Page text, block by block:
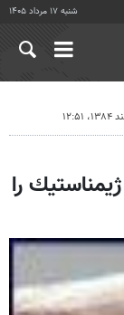
شنبه ۱۷ مرداد ۱۴۰۵
را